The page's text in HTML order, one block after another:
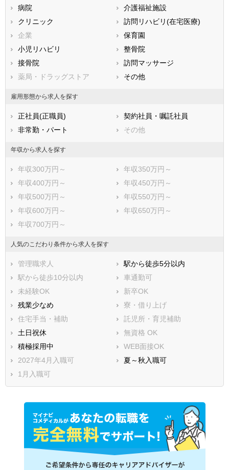
香川県
高知県
福岡県
長崎県
熊本県
鹿児島県
病院
介護福祉施設
クリニック
訪問リハビリ(在宅医療)
企業
保育園
小児リハビリ
整骨院
接骨院
訪問マッサージ
薬局・ドラッグストア
その他
雇用形態から求人を探す
正社員(正職員)
契約社員・嘱託社員
非常勤・パート
その他
年収から求人を探す
年収300万円～
年収350万円～
年収400万円～
年収450万円～
年収500万円～
年収550万円～
年収600万円～
年収650万円～
年収700万円～
人気のこだわり条件から求人を探す
管理職求人
駅から徒歩5分以内
駅から徒歩10分以内
車通勤可
未経験OK
新卒OK
残業少なめ
寮・借り上げ
住宅手当・補助
託児所・育児補助
土日祝休
無資格 OK
積極採用中
WEB面接OK
2027年4月入職可
夏～秋入職可
1月入職可